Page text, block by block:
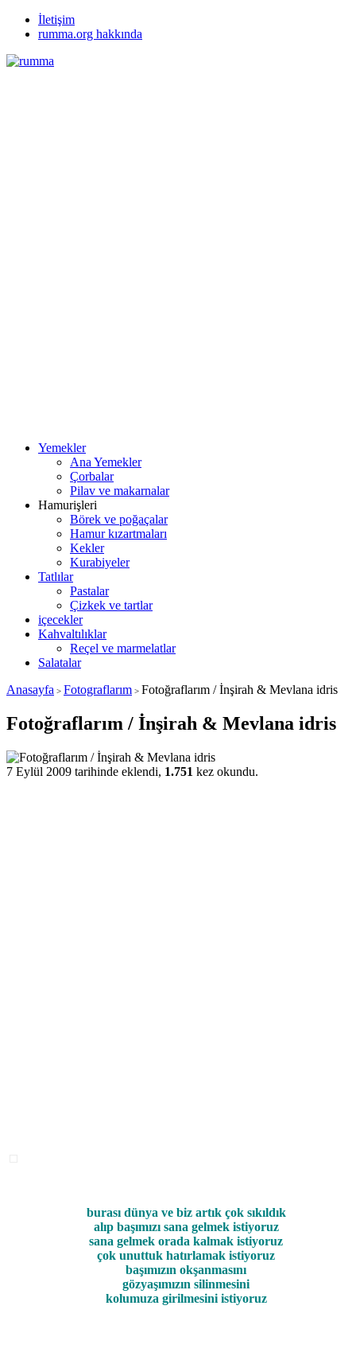
İletişim
rumma.org hakkında
Yemekler
Ana Yemekler
Çorbalar
Pilav ve makarnalar
Hamurişleri
Börek ve poğaçalar
Hamur kızartmaları
Kekler
Kurabiyeler
Tatlılar
Pastalar
Çizkek ve tartlar
içecekler
Kahvaltılıklar
Reçel ve marmelatlar
Salatalar
Anasayfa > Fotograflarım > Fotoğraflarım / İnşirah & Mevlana idris
Fotoğraflarım / İnşirah & Mevlana idris
7 Eylül 2009 tarihinde eklendi, 1.751 kez okundu.
burası dünya ve biz artık çok sıkıldık
alıp başımızı sana gelmek istiyoruz
sana gelmek orada kalmak istiyoruz
çok unuttuk hatırlamak istiyoruz
başımızın okşanmasını
gözyaşımızın silinmesini
kolumuza girilmesini istiyoruz